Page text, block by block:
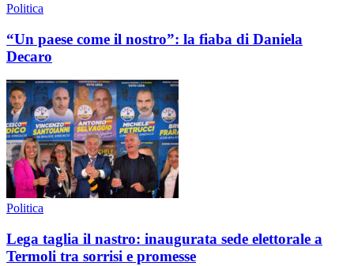
Politica
“Un paese come il nostro”: la fiaba di Daniela
Decaro
Politica
Lega taglia il nastro: inaugurata sede elettorale a
Termoli tra sorrisi e promesse